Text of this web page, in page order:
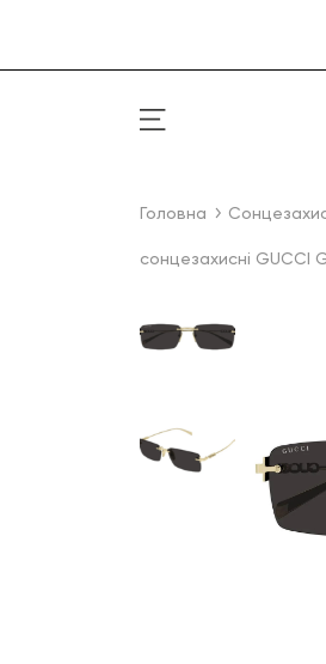
Головна
сонцезахисні GUCCI